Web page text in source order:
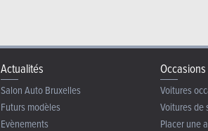
Actualités
Salon Auto Bruxelles
Futurs modèles
Evènements
Voitures
Voitures de
Placer une